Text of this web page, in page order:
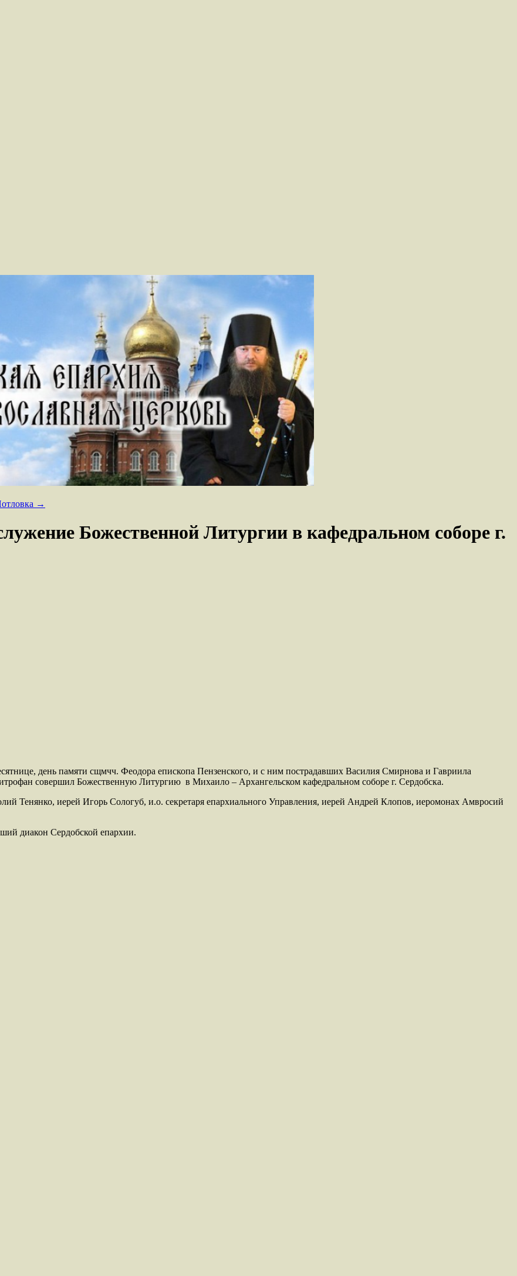
→
Божественной Литургии в кафедральном соборе г.
день памяти сщмчч. Феодора епископа Пензенского, и с ним пострадавших Василия Смирнова и Гавриила
совершил Божественную Литургию в Михаило – Архангельском кафедральном соборе г. Сердобска.
Тенянко, иерей Игорь Сологуб, и.о. секретаря епархиального Управления, иерей Андрей Клопов, иеромонах Амвросий
диакон Сердобской епархии.